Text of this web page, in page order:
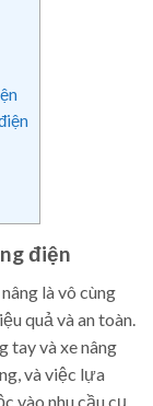
điện
là vô cùng
quả và an toàn.
tay và xe nâng
và việc lựa
vào nhu cầu cụ